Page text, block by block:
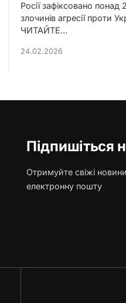
Росії зафіксовано понад
злочинів агресії проти
ЧИТАЙТЕ…
24.02.2026
Підпишіться
Отримуйте свіжі
електронну пошту